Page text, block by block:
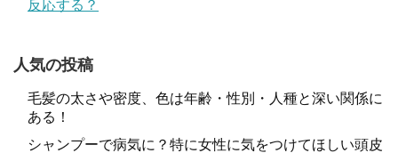
反応する？
人気の投稿
毛髪の太さや密度、色は年齢・性別・人種と深い関係に
ある！
シャンプーで病気に？特に女性に気をつけてほしい頭皮